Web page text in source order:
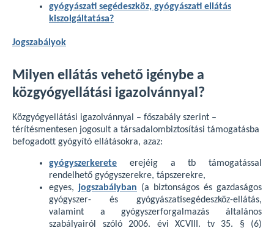
gyógyászati segédeszköz, gyógyászati ellátás
kiszolgáltatása?
Jogszabályok
Milyen ellátás vehető igénybe a
közgyógyellátási igazolvánnyal?
Közgyógyellátási igazolvánnyal – főszabály szerint –
térítésmentesen jogosult a társadalombiztosítási támogatásba
befogadott gyógyító ellátásokra, azaz:
gyógyszerkerete erejéig a tb támogatással
rendelhető gyógyszerekre, tápszerekre,
egyes, jogszabályban (a biztonságos és gazdaságos
gyógyszer- és gyógyászatisegédeszköz-ellátás,
valamint a gyógyszerforgalmazás általános
szabályairól szóló 2006. évi XCVIII. tv 35. § (6)